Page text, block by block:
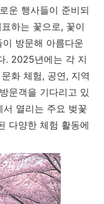
운 행사들이 준비되
하는 꽃으로, 꽃이
방문해 아름다운
. 2025년에는 각 지
화 체험, 공연, 지역
문객을 기다리고 있
열리는 주요 벚꽃
다양한 체험 활동에